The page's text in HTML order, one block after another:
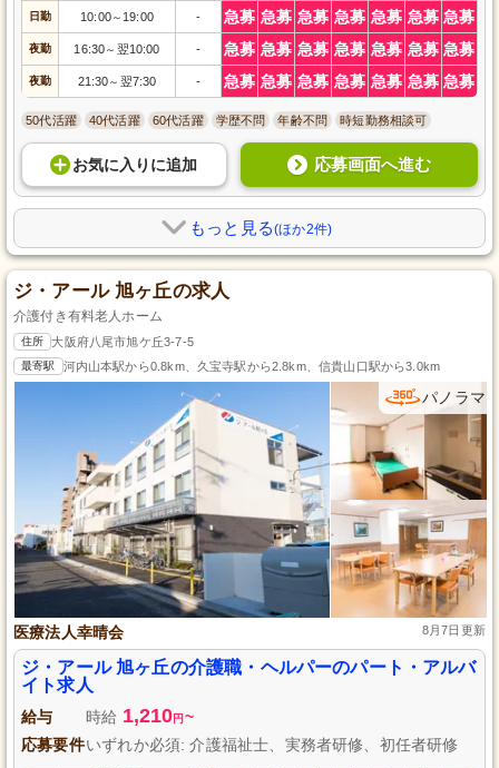
日勤 10:00～ 19:00 - 急募 急募 急募 急募 急募 急募 急募
夜勤 16:30～ 翌10:00 - 急募 急募 急募 急募 急募 急募 急募
夜勤 21:30～ 翌7:30 - 急募 急募 急募 急募 急募 急募 急募
50代活躍 40代活躍 60代活躍 学歴不問 年齢不問 時短勤務相談可
お気に入り に追加 応募画面へ進む
もっと見る(ほか2件)
ジ・アール 旭ヶ丘の求人
介護付き有料老人ホーム
住所 大阪府八尾市旭ケ丘3-7-5
最寄駅 河内山本駅から0.8km、久宝寺駅から2.8km、信貴山口駅から3.0km
パノラマ
医療法人幸晴会 8月7日更新
ジ・アール 旭ヶ丘の介護職・ヘルパーのパート・アルバ
イト求人
給与 時給 1,210円 ~
応募要件いずれか必須: 介護福祉士、実務者研修、初任者研修